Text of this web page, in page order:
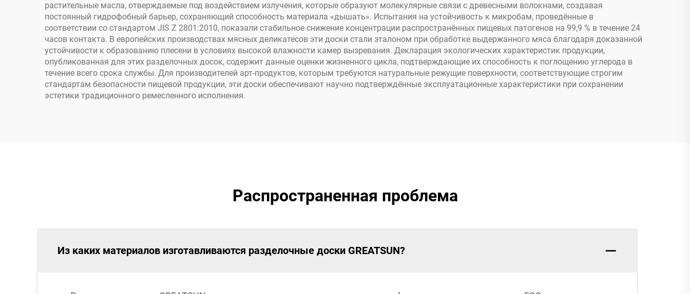
растительные масла, отверждаемые под воздействием излучения, которые образуют молекулярные связи с древесными волокнами, создавая
постоянный гидрофобный барьер, сохраняющий способность материала «дышать». Испытания на устойчивость к микробам, проведённые в
соответствии со стандартом JIS Z 2801:2010, показали стабильное снижение концентрации распространённых пищевых патогенов на 99,9 % в течение 24
часов контакта. В европейских производствах мясных деликатесов эти доски стали эталоном при обработке выдержанного мяса благодаря доказанной
устойчивости к образованию плесени в условиях высокой влажности камер вызревания. Декларация экологических характеристик продукции,
опубликованная для этих разделочных досок, содержит данные оценки жизненного цикла, подтверждающие их способность к поглощению углерода в
течение всего срока службы. Для производителей арт-продуктов, которым требуются натуральные режущие поверхности, соответствующие строгим
стандартам безопасности пищевой продукции, эти доски обеспечивают научно подтверждённые эксплуатационные характеристики при сохранении
эстетики традиционного ремесленного исполнения.
Распространенная проблема
Из каких материалов изготавливаются разделочные доски GREATSUN?